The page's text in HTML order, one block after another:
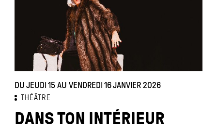
DU JEUDI 15 AU VENDREDI 16 JANVIER 2026
THÉÂTRE
DANS TON INTÉRIEUR